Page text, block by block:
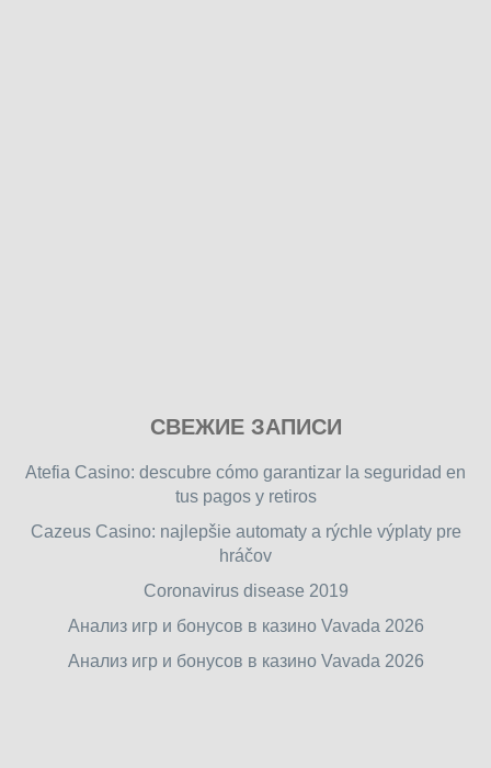
free
games
games.
СВЕЖИЕ ЗАПИСИ
Atefia Casino: descubre cómo garantizar la seguridad en
tus pagos y retiros
Cazeus Casino: najlepšie automaty a rýchle výplaty pre
hráčov
Coronavirus disease 2019
Анализ игр и бонусов в казино Vavada 2026
Анализ игр и бонусов в казино Vavada 2026